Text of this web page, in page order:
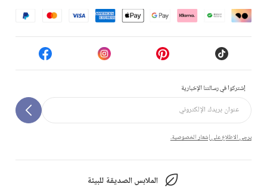
إشتركوا في رسالتنا الإخبارية
يرجى الاطلاع على إشعار الخصوصية.
الملابس الصديقة للبيئة